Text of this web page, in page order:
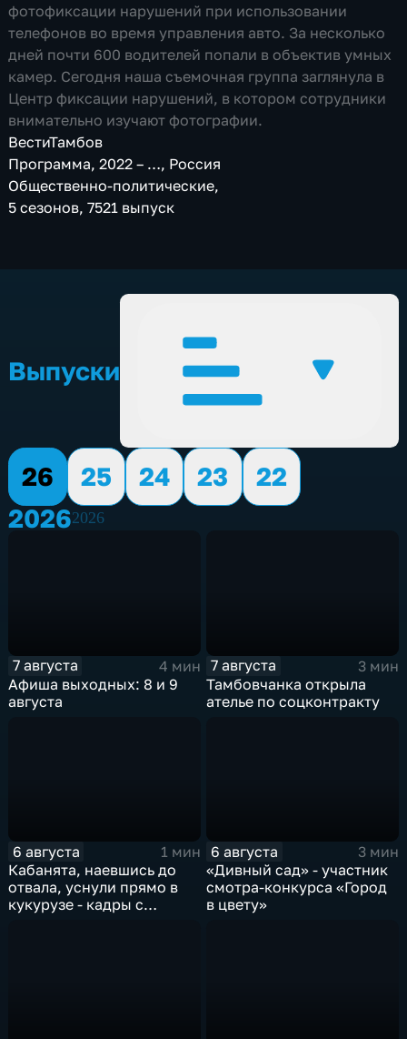
фотофиксации нарушений при использовании
телефонов во время управления авто. За несколько
дней почти 600 водителей попали в объектив умных
камер. Сегодня наша съемочная группа заглянула в
Центр фиксации нарушений, в котором сотрудники
внимательно изучают фотографии.
ВестиТамбов
Программа,2022 – …, Россия
Общественно-политические,
5 сезонов, 7521 выпуск
Выпуски
26 25 24 23
22
20262026
7 августа
4 мин
Афиша выходных: 8 и 9
августа
7 августа
3 мин
Тамбовчанка открыла
ателье по соцконтракту
6 августа
1 мин
Кабанята, наевшись до
отвала, уснули прямо в
кукурузе - кадры с
6 августа
3 мин
«Дивный сад» - участник
смотра-конкурса «Город
в цвету»